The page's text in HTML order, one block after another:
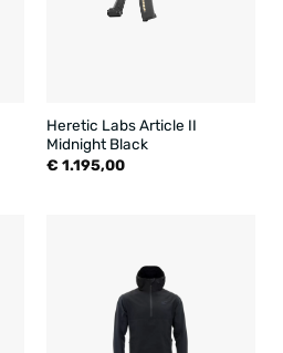
Heretic Labs Article II
Midnight Black
€ 1.195,00